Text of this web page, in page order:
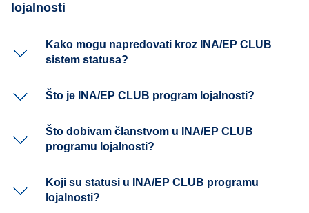
lojalnosti
Kako mogu napredovati kroz INA/EP CLUB
sistem statusa?
Što je INA/EP CLUB program lojalnosti?
Što dobivam članstvom u INA/EP CLUB
programu lojalnosti?
Koji su statusi u INA/EP CLUB programu
lojalnosti?